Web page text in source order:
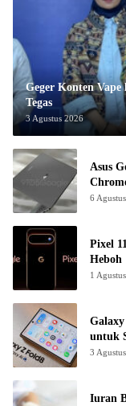
Geger Konten
Tegas
3 Agustus 2026
Asus
6
Pixel
Heboh
1
untuk
3
Iuran